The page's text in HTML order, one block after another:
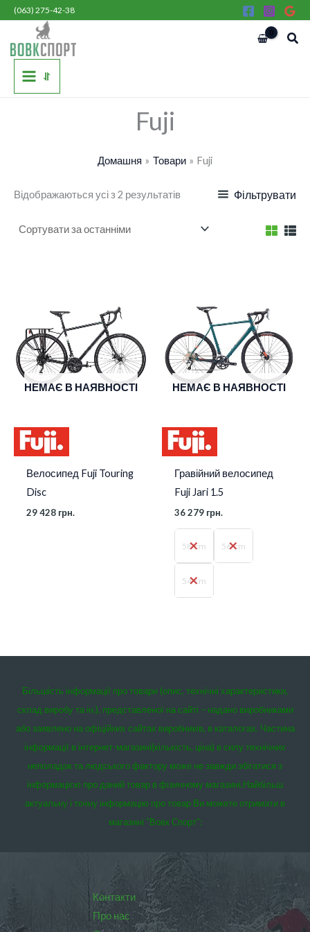
Перейти
вмісту
(063) 275-42-38
⥯
Fuji
Домашня Товари Fuji
Відображаються усі з 2 результатів
останнім
Фільтрувати
НЕМАЄ В НАЯВНОСТІ
Велосипед Fuji Touring
Disc
29 428 грн.
НЕМАЄ В НАЯВНОСТІ
Гравійний велосипед
Fuji Jari 1.5
36 279 грн.
58-cm 56-cm
54-cm
Більшість інформації про товари (опис, технічні характеристики,
склад виробу та ін.), представленої на сайті – надано виробниками
або заявлено на офіційних сайтах виробників, в каталогах. Частина
інформації в інтернет-магазині(кількість, ціна) в силу технічних
неполадок та людського фактору може не завжди збігатися з
інформацією про даний товар в фізичному магазині.Найбільш
актуальну і точну інформацію про товар Ви можете отримати в
магазині “Вовк Спорт”:
Контакти
Про нас